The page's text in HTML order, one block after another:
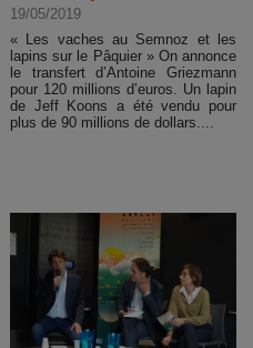
19/05/2019
« Les vaches au Semnoz et les
lapins sur le Pâquier » On annonce
le transfert d’Antoine Griezmann
pour 120 millions d’euros. Un lapin
de Jeff Koons a été vendu pour
plus de 90 millions de dollars....